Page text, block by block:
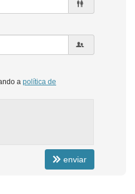
a política de
enviar